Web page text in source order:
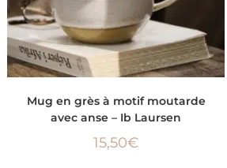
Mug en grès à motif moutarde
avec anse – Ib Laursen
15,50€